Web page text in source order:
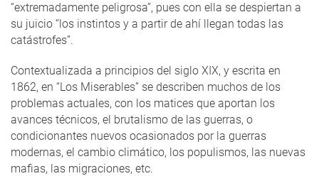
“extremadamente peligrosa”, pues con ella se despiertan a
su juicio “los instintos y a partir de ahí llegan todas las
catástrofes”.
Contextualizada a principios del siglo XIX, y escrita en
1862, en “Los Miserables” se describen muchos de los
problemas actuales, con los matices que aportan los
avances técnicos, el brutalismo de las guerras, o
condicionantes nuevos ocasionados por la guerras
modernas, el cambio climático, los populismos, las nuevas
mafias, las migraciones, etc.